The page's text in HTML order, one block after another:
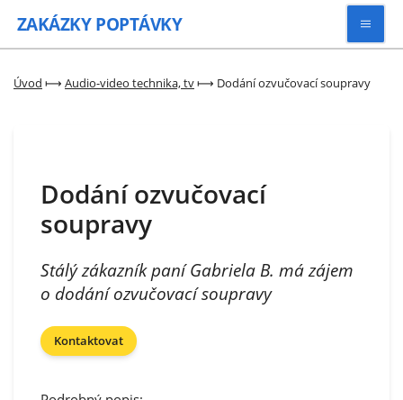
ZAKÁZKY POPTÁVKY
Vyhledávat
Kategorie
Úvod ⟼ Audio-video technika, tv⟼ Dodání ozvučovací soupravy
Dodání ozvučovací
soupravy
Stálý zákazník paní Gabriela B. má zájem
o dodání ozvučovací soupravy
Kontaktovat